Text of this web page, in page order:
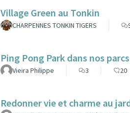
Village Green au Tonkin
CHARPENNES TONKIN TIGERS
Ping Pong Park dans nos parcs
Vieira Philippe 3 20